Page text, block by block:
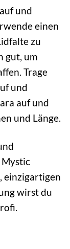
und
einen
zu
gut, um
Trage
und
auf und
und Länge.
einzigartigen
wirst du